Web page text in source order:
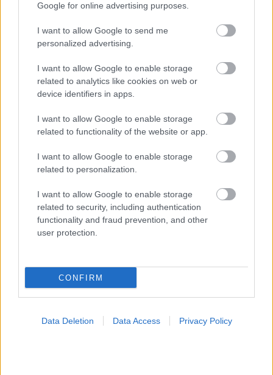
Google for online advertising purposes.
I want to allow Google to send me
personalized advertising.
I want to allow Google to enable storage
related to analytics like cookies on web or
device identifiers in apps.
I want to allow Google to enable storage
related to functionality of the website or app.
I want to allow Google to enable storage
related to personalization.
I want to allow Google to enable storage
related to security, including authentication
functionality and fraud prevention, and other
user protection.
CONFIRM
Data Deletion Data Access Privacy Policy